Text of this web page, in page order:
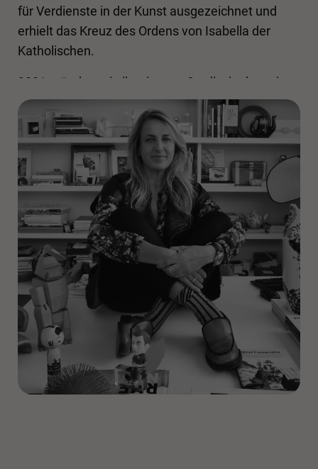
für Verdienste in der Kunst ausgezeichnet und
erhielt das Kreuz des Ordens von Isabella der
Katholischen.
2001 gründete sie ihr eigenes Studio, in dem sie
sich auf industrielles Produktdesign, Architektur
(Hotellerie, Einzelhandel, Wohnungen,
Ausstellungen und Installationen), künstlerische
Leitung und Strategieberatung spezialisierte.